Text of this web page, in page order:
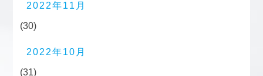
2022年11月
(30)
2022年10月
(31)